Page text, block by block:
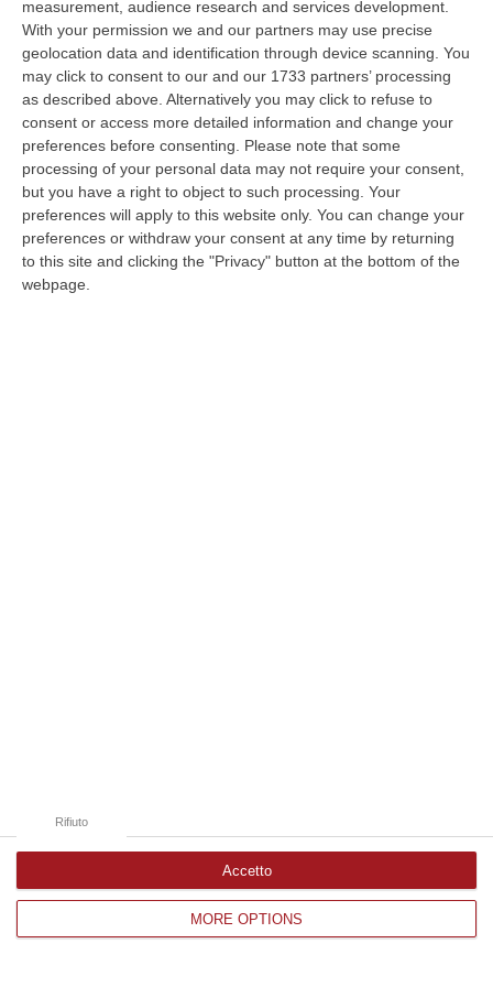
measurement, audience research and services development.
With your permission we and our partners may use precise
geolocation data and identification through device scanning. You
may click to consent to our and our 1733 partners’ processing
as described above. Alternatively you may click to refuse to
consent or access more detailed information and change your
preferences before consenting.
Please note that some
processing of your personal data may not require your consent,
but you have a right to object to such processing. Your
preferences will apply to this website only. You can change your
preferences or withdraw your consent at any time by returning
to this site and clicking the "Privacy" button at the bottom of the
webpage.
MORE OPTIONS
Rifiuto
Accetto
Elettricista Morto Folgorato A Calanna, Disposta L’autopsia:
Sequestrato Il Furgone Della Ditta
“REGGIO CALABRIA La Procura della Repubblica di Reggio Calabria ha
disposto l’autopsia sul corpo di Antonino Fabio Calabrò, l’elettricista d…
08 Agosto, 12:09
Cresce L’attesa Per La XXV Festa Nazionale Dello Stocco Di
Cittanova
“CITTANOVA E’ già iniziato il conto alla rovescia in vista della XXV Festa
Nazionale dello Stocco di Cittanova. Il celebre evento dell’estat…
08 Agosto, 11:40
Corriere delle Calabria è una testata giornalistica di News&Com S.r.l